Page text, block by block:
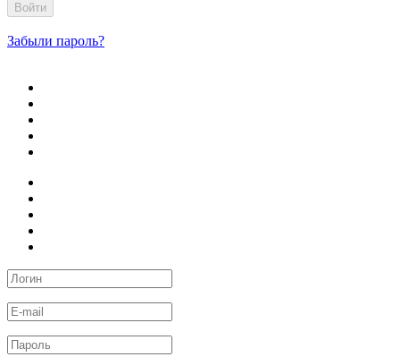
Войти
Забыли пароль?